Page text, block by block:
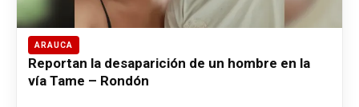
ARAUCA
Reportan la desaparición de un hombre en la
vía Tame – Rondón